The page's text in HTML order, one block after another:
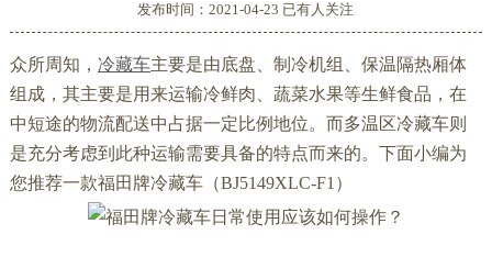
发布时间：2021-04-23 已有人关注
众所周知， 冷藏车主要是由底盘、制冷机组、保温隔热厢体
组成，其主要是用来运输冷鲜肉、蔬菜水果等生鲜食品，在
中短途的物流配送中占据一定比例地位。而多温区冷藏车则
是充分考虑到此种运输需要具备的特点而来的。下面小编为
您推荐一款福田牌冷藏车（BJ5149XLC-F1）